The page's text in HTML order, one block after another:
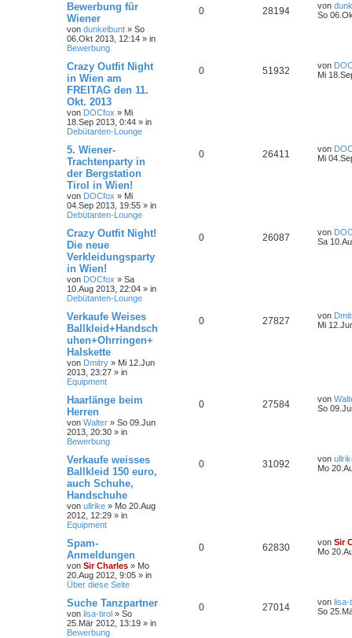
Bewerbung für
Wiener
von dunkelbunt » So
06.Okt 2013, 12:14 » in
Bewerbung
0 28194 von
So
Crazy Outfit Night
in Wien am
FREITAG den 11.
Okt. 2013
von DOCfox » Mi
18.Sep 2013, 0:44 » in
Debütanten-Lounge
0 51932 von
Mi
5. Wiener-
Trachtenparty in
der Bergstation
Tirol in Wien!
von DOCfox » Mi
04.Sep 2013, 19:55 » in
Debütanten-Lounge
0 26411 von
Mi
Crazy Outfit Night!
Die neue
Verkleidungsparty
in Wien!
von DOCfox » Sa
10.Aug 2013, 22:04 » in
Debütanten-Lounge
0 26087 von
Sa
Verkaufe Weises
Ballkleid+Handsch
uhen+Ohrringen+
Halskette
von Dmitry » Mi 12.Jun
2013, 23:27 » in
Equipment
0 27827 von
Mi
Haarlänge beim
Herren
von Walter » So 09.Jun
2013, 20:30 » in
Bewerbung
0 27584 von
So
Verkaufe weisses
Ballkleid 150 euro,
auch Schuhe,
Handschuhe
von ullrike » Mo 20.Aug
2012, 12:29 » in
Equipment
0 31092 von
Mo
Spam-
Anmeldungen
von Sir Charles » Mo
20.Aug 2012, 9:05 » in
Über diese Seite
0 62830 von Sir
Mo
Suche Tanzpartner
von lisa-tirol » So
25.Mär 2012, 13:19 » in
Bewerbung
0 27014 von lisa-
So